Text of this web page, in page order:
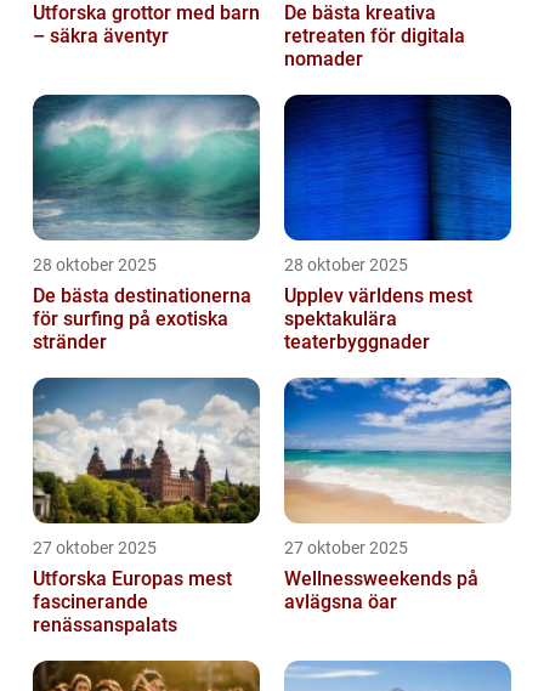
Utforska grottor med barn
– säkra äventyr
De bästa kreativa
retreaten för digitala
nomader
28 oktober 2025
De bästa destinationerna
för surfing på exotiska
stränder
28 oktober 2025
Upplev världens mest
spektakulära
teaterbyggnader
27 oktober 2025
Utforska Europas mest
fascinerande
renässanspalats
27 oktober 2025
Wellnessweekends på
avlägsna öar